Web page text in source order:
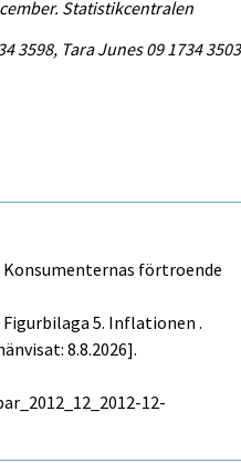
Statistikcentralen
3598, Tara Junes 09 1734
förtroende
Figurbilaga 5. Inflationen .
8.8.2026].
12-